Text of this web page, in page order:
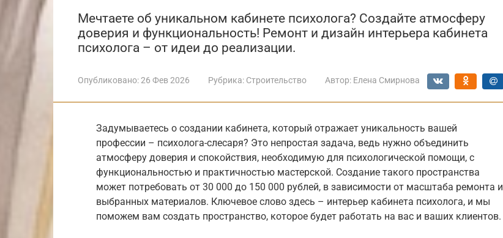
Мечтаете об уникальном кабинете психолога? Создайте атмосферу
доверия и функциональность! Ремонт и дизайн интерьера кабинета
психолога – от идеи до реализации.
Опубликовано:26 Фев 2026 Рубрика: Строительство Автор: Елена Смирнова
Задумываетесь о создании кабинета, который отражает уникальность вашей
профессии – психолога-слесаря? Это непростая задача, ведь нужно объединить
атмосферу доверия и спокойствия, необходимую для психологической помощи, с
функциональностью и практичностью мастерской. Создание такого пространства
может потребовать от 30 000 до 150 000 рублей, в зависимости от масштаба ремонта и
выбранных материалов. Ключевое слово здесь – интерьер кабинета психолога, и мы
поможем вам создать пространство, которое будет работать на вас и ваших клиентов.